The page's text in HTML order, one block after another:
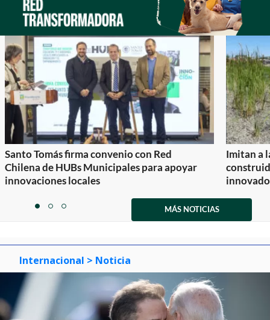
Santo Tomás firma convenio con Red
Chilena de HUBs Municipales para apoyar
innovaciones locales
Imitan a
itemitemitem
MÁS NOTICIAS
Internacional > Noticia